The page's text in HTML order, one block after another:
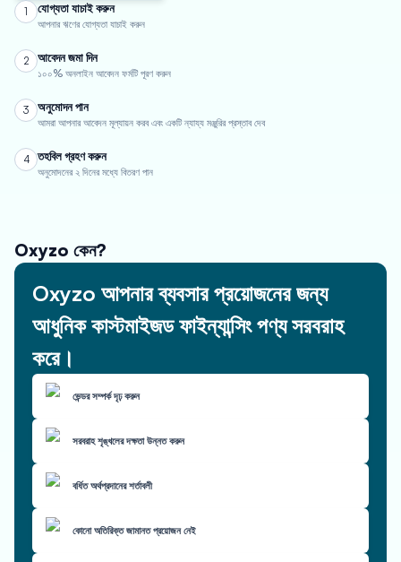
1 যোগ্যতা যাচাই করুন
আপনার ঋণের যোগ্যতা যাচাই করুন
2 আবেদন জমা দিন
১০০% অনলাইন আবেদন ফর্মটি পূরণ করুন
3 অনুমোদন পান
আমরা আপনার আবেদন মূল্যায়ন করব এবং একটি ন্যায্য মঞ্জুরির প্রস্তাব দেব
4 তহবিল গ্রহণ করুন
অনুমোদনের ২ দিনের মধ্যে বিতরণ পান
Oxyzo কেন?
Oxyzo আপনার ব্যবসার প্রয়োজনের জন্য
আধুনিক কাস্টমাইজড ফাইন্যান্সিং পণ্য সরবরাহ
করে।
ভেন্ডর সম্পর্ক দৃঢ় করুন
সরবরাহ শৃঙ্খলের দক্ষতা উন্নত করুন
বর্ধিত অর্থপ্রদানের শর্তাবলী
কোনো অতিরিক্ত জামানত প্রয়োজন নেই